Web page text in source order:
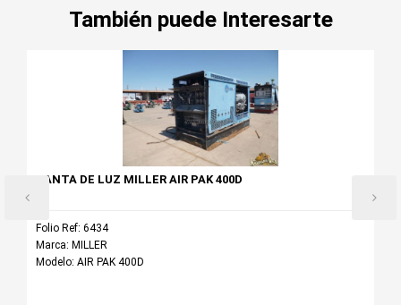
También puede Interesarte
PLANTA DE LUZ MILLER AIR PAK 400D
Folio Ref: 6434
Marca: MILLER
Modelo: AIR PAK 400D